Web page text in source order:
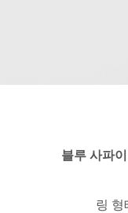
블루 사파
링 형